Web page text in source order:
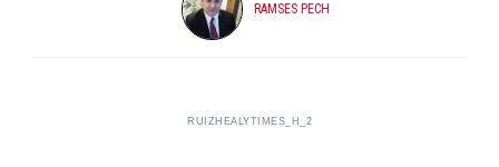
RAMSES PECH
RUIZHEALYTIMES_H_2